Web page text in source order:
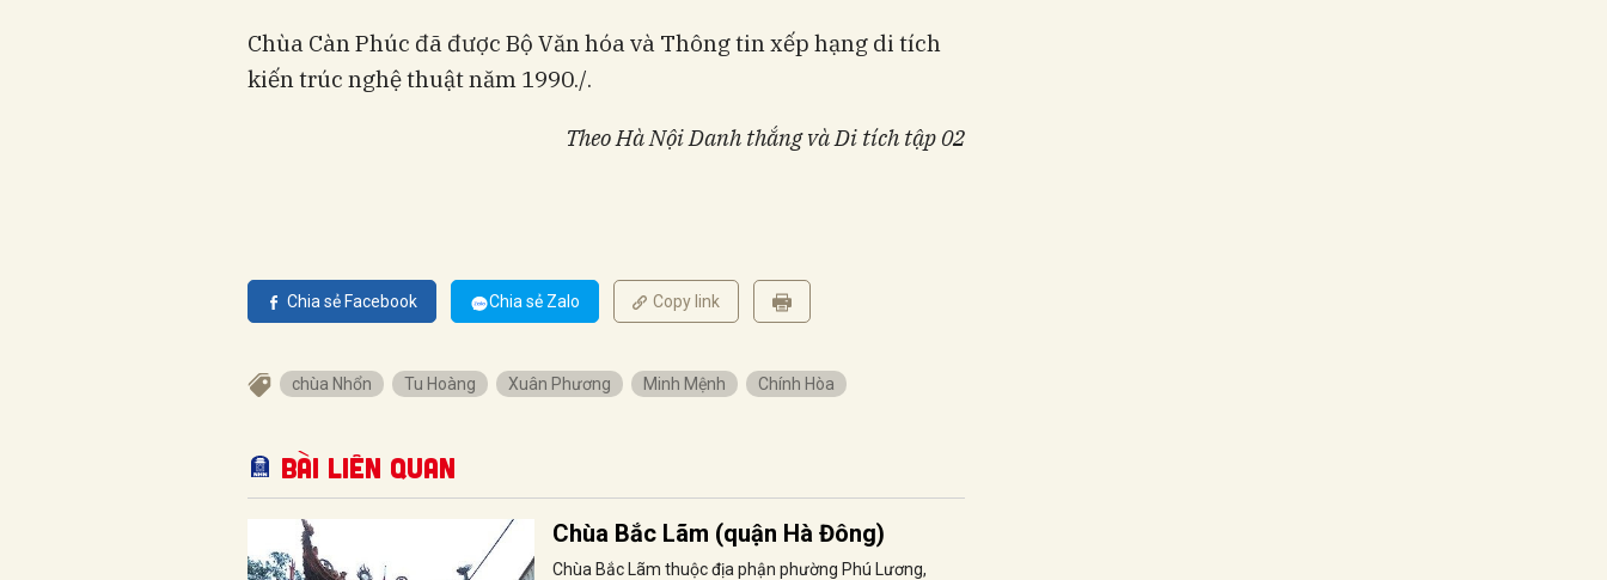
Chùa Càn Phúc đã được Bộ Văn hóa và Thông tin xếp hạng di tích
kiến trúc nghệ thuật năm 1990./.
Theo Hà Nội Danh thắng và Di tích tập 02
Chia sẻ Facebook Chia sẻ Zalo Copy link
chùa Nhổn Tu Hoàng Xuân Phương Minh Mệnh Chính Hòa
Bài liên quan
Chùa Bắc Lãm (quận Hà Đông)
Chùa Bắc Lãm thuộc địa phận phường Phú Lương,